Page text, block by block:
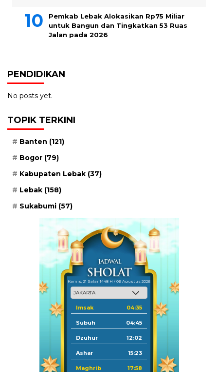
Pemkab Lebak Alokasikan Rp75 Miliar
untuk Bangun dan Tingkatkan 53 Ruas
Jalan pada 2026
PENDIDIKAN
No posts yet.
TOPIK TERKINI
Banten (121)
Bogor (79)
Kabupaten Lebak (37)
Lebak (158)
Sukabumi (57)
Kamis, 21 Safar 1448 H / 06 Agustus 2026
Imsak 04:35
Subuh 04:45
Dzuhur 12:02
Ashar 15:23
Maghrib 17:58